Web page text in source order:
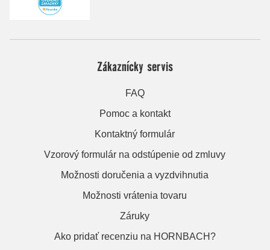
Zákaznícky servis
FAQ
Pomoc a kontakt
Kontaktný formulár
Vzorový formulár na odstúpenie od zmluvy
Možnosti doručenia a vyzdvihnutia
Možnosti vrátenia tovaru
Záruky
Ako pridať recenziu na HORNBACH?